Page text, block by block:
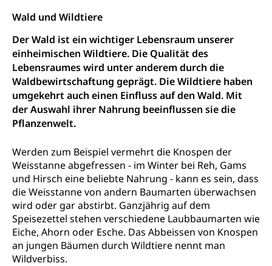
Wald und Wildtiere
Der Wald ist ein wichtiger Lebensraum unserer
einheimischen Wildtiere. Die Qualität des
Lebensraumes wird unter anderem durch die
Waldbewirtschaftung geprägt. Die Wildtiere haben
umgekehrt auch einen Einfluss auf den Wald. Mit
der Auswahl ihrer Nahrung beeinflussen sie die
Pflanzenwelt.
Werden zum Beispiel vermehrt die Knospen der
Weisstanne abgefressen - im Winter bei Reh, Gams
und Hirsch eine beliebte Nahrung - kann es sein, dass
die Weisstanne von andern Baumarten überwachsen
wird oder gar abstirbt. Ganzjährig auf dem
Speisezettel stehen verschiedene Laubbaumarten wie
Eiche, Ahorn oder Esche. Das Abbeissen von Knospen
an jungen Bäumen durch Wildtiere nennt man
Wildverbiss.
Dienststelle Kultur
Kunst & Kultur (Luzern Tourismus)
Kulturförderung
Kulturpolitik, Sprachförderung, Denkmalpflege,
kulturelles Angebot, Kulturerbe, kulturelles Erbe,
Nachwuchsförderung, Vermittlung, Selektive
Förderung, Kulturausschreibungen, Kulturpreis,
Werkbeitrag, Produktionsbeitrag, Recherche,
Bildende Kunst, Angewandte Kunst, Theater/Tanz,
Musik, Entwicklung, Programmbeiträge,
Filmförderung, Regionale Förderfonds,
Werkankäufe, Kunstankäufe, Kunst und Bau, Schule
Kulturförderung und Vermittlung
Angebote für Schulklassen
Zentralschweizer Filmförderung
Mobilität
Schiene und öffentlicher Verkehr
Schienenverkehr, Zugverkehr, Bahnverkehr,
Transportmittel, öffentlicher Verkehr